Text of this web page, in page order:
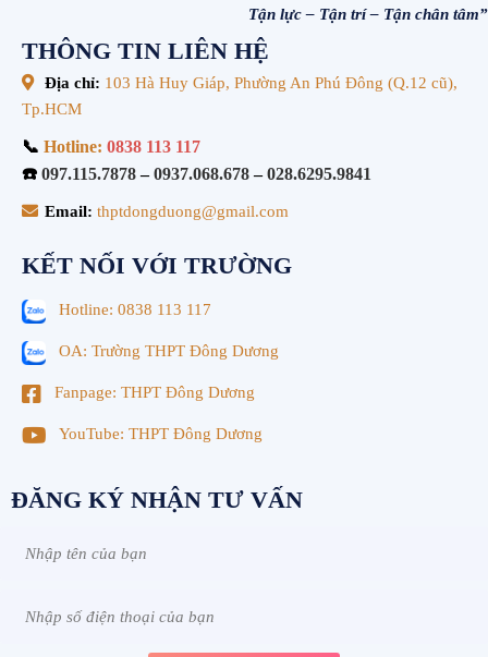
Tận lực – Tận trí – Tận chân tâm”
THÔNG TIN LIÊN HỆ
Địa chỉ: 103 Hà Huy Giáp, Phường An Phú Đông (Q.12 cũ),
Tp.HCM
📞 Hotline: 0838 113 117
☎️ 097.115.7878–0937.068.678–028.6295.9841
Email: thptdongduong@gmail.com
KẾT NỐI VỚI TRƯỜNG
Hotline: 0838 113 117
OA: Trường THPT Đông Dương
Fanpage: THPT Đông Dương
YouTube: THPT Đông Dương
ĐĂNG KÝ NHẬN TƯ VẤN